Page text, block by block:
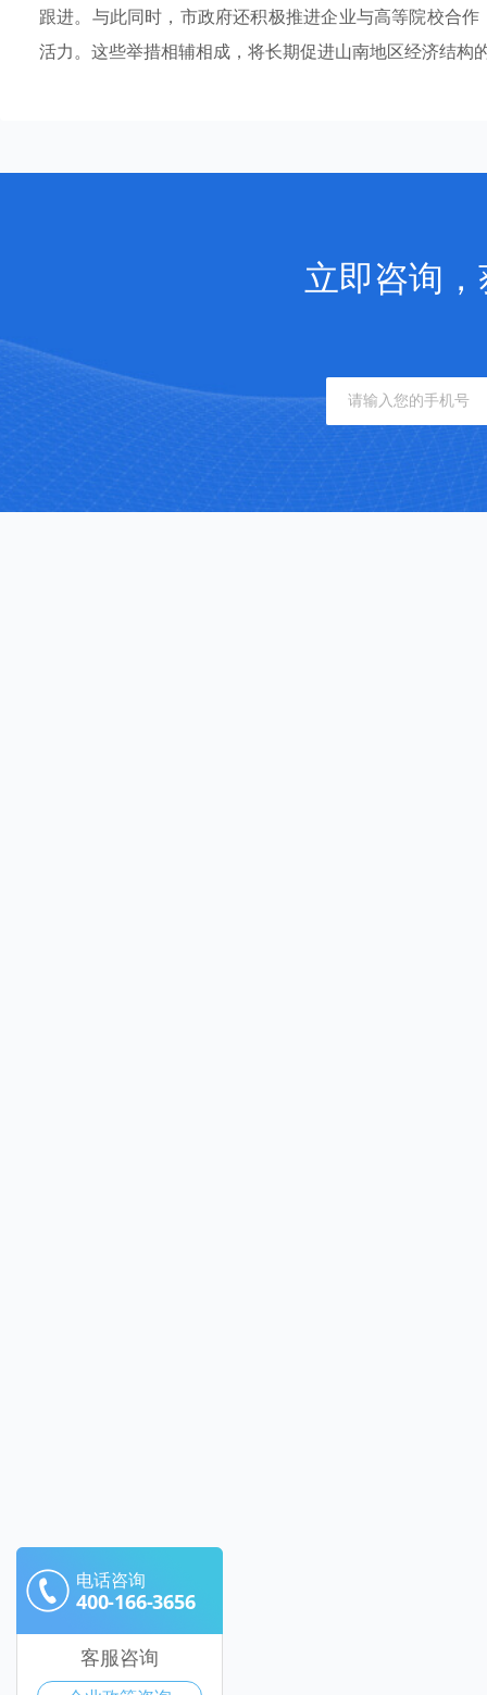
跟进。与此同时，市政府还积极推进企业与高等院校合作
活力。这些举措相辅相成，将长期促进山南地区经济结构
电话咨询
400-166-3656
客服咨询
立即咨询